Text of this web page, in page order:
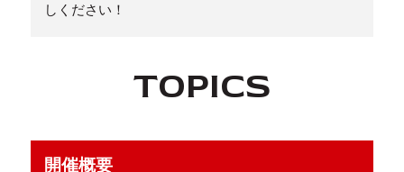
しください！
TOPICS
開催概要